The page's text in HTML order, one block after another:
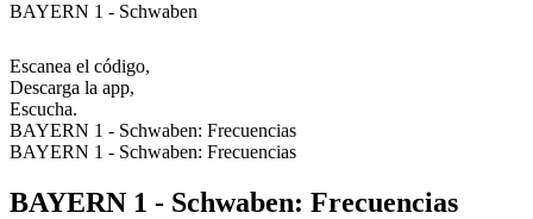
BAYERN 1 - Schwaben
Escanea el código,
Descarga la app,
Escucha.
BAYERN 1 - Schwaben: Frecuencias
BAYERN 1 - Schwaben: Frecuencias
BAYERN 1 - Schwaben: Frecuencias